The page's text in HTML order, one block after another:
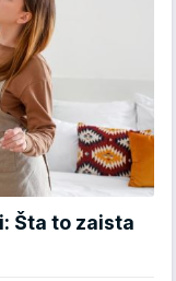
Šta to zaista